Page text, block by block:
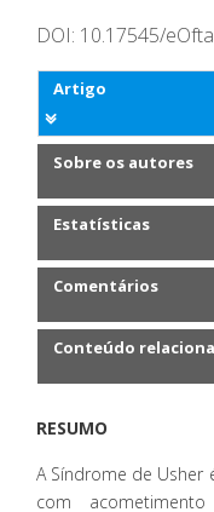
DOI: 10.17545/
Artigo
Sobre os autores
Estatísticas
Comentários
Conteúdo
RESUMO
A Síndrome de Usher
com